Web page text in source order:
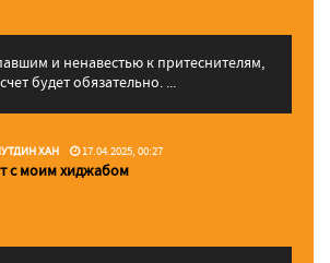
и ненавестью к притеснителям,
будет обязательно. ...
ХАН 17.04.2025, 00:27
с моим хиджабом